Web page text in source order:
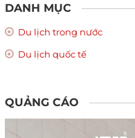
DANH MỤC
Du lịch trong nước
Du lịch quốc tế
QUẢNG CÁO